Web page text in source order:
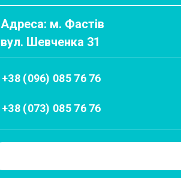
Адреса: м. Фастів
вул. Шевченка 31
+38 (096) 085 76 76
+38 (073) 085 76 76